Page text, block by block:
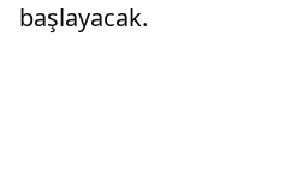
başlayacak.